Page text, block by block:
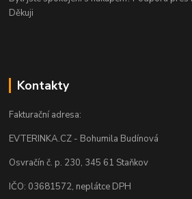
Děkuji
Kontakty
Fakturační adresa:
EVTERINKA.CZ - Bohumila Budínová
Osvračín č. p. 230, 345 61 Staňkov
IČO: 03681572, neplátce DPH